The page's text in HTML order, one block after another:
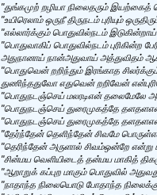
"துங்கமுற் றழியா நிலைதரும்
"உயிரெலாம் ஒருநீ திருநடம் புரியும்
"எல்லார்க்கும் பொதுவில்நடம்
"பொதுவாகிப் பொதுவில்நடம் புரிகின்ற
அதுநானாய் நான்அதுவாய்
"பொதுவென் றறிந்தும் இரங்காத
துணிந்ததுவோ எதுவென் றறிவேன்
"பொதுநடஞ்செய் மலரடிஎன் தலைமேலே
"பொதுநடஞ்செய் துரைமுகத்தே
"பொதுநடஞ்செய் துரைமுகத்தே
"தேர்ந்தேன் தெளிந்தேன் சிவமே
"தெரிந்தேன் அருளால் சிவம்ஒன்றே
"சின்மய வெளியிடைத் தன்மய மாகித்
"ஆறாறுக் கப்புற மாகும் பொதுவில்
"நாதாந்த நிலையொடு போதாந்த